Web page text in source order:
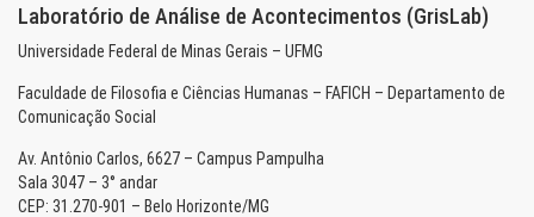
Laboratório de Análise de Acontecimentos (GrisLab)
Universidade Federal de Minas Gerais – UFMG
Faculdade de Filosofia e Ciências Humanas – FAFICH – Departamento de
Comunicação Social
Av. Antônio Carlos, 6627 – Campus Pampulha
Sala 3047 – 3° andar
CEP: 31.270-901 – Belo Horizonte/MG